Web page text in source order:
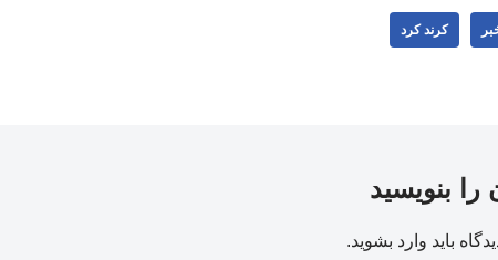
کرند کرد
را بنویسید
باید وارد بشوید.